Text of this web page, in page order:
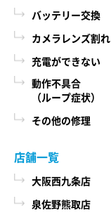
バッテリー交換
カメラレンズ割れ
充電ができない
動作不具合
（ループ症状）
その他の修理
店舗一覧
大阪西九条店
泉佐野熊取店